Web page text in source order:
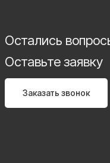
Остались
Оставьте заявку
Заказать звонок